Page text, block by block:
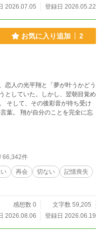
2026.07.05
登録日 2026.05.22
お気に入り追加 2
恋人の光平翔と「夢が叶うかどう
としていた。しかし、翌朝目覚め
葉。 翔が自分のことを完全に忘
66,342件
再会 切ない
記憶喪失
感想数 0
文字数 59,205
2026.08.06
登録日 2026.06.19